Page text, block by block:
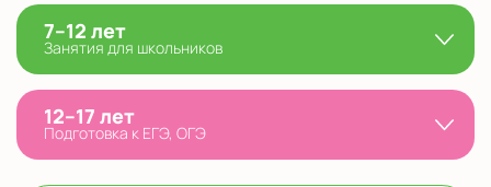
7–12 лет
Занятия для школьников
12–17 лет
Подготовка к ЕГЭ, ОГЭ